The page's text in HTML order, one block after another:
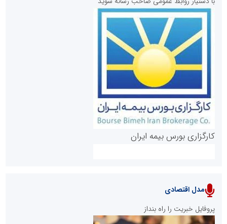
روابط عمومی خبرگزاری گزارش خبر
پایگاه خبری نهضت ملی مسکن
کارگزاری بورس بیمه ایران
مدل اقتصادی
پروفایل خبریت را راه بنداز